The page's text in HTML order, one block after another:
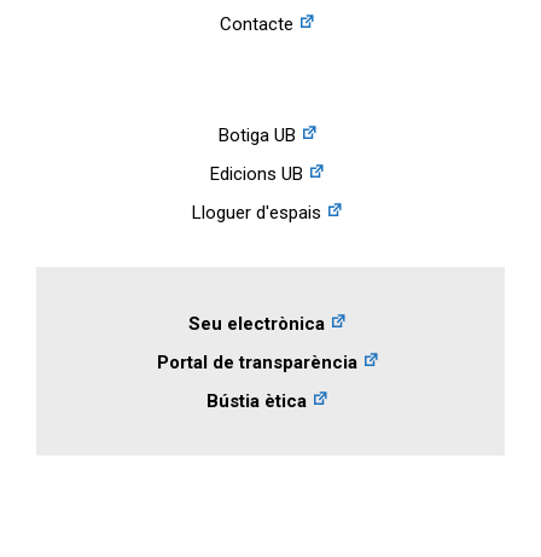
Contacte
Botiga UB
Edicions UB
Lloguer d'espais
Seu electrònica
Portal de transparència
Bústia ètica